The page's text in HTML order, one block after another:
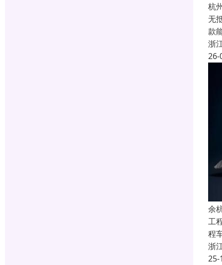
杭
无
款
浙
26-
余
工
程
浙
25-